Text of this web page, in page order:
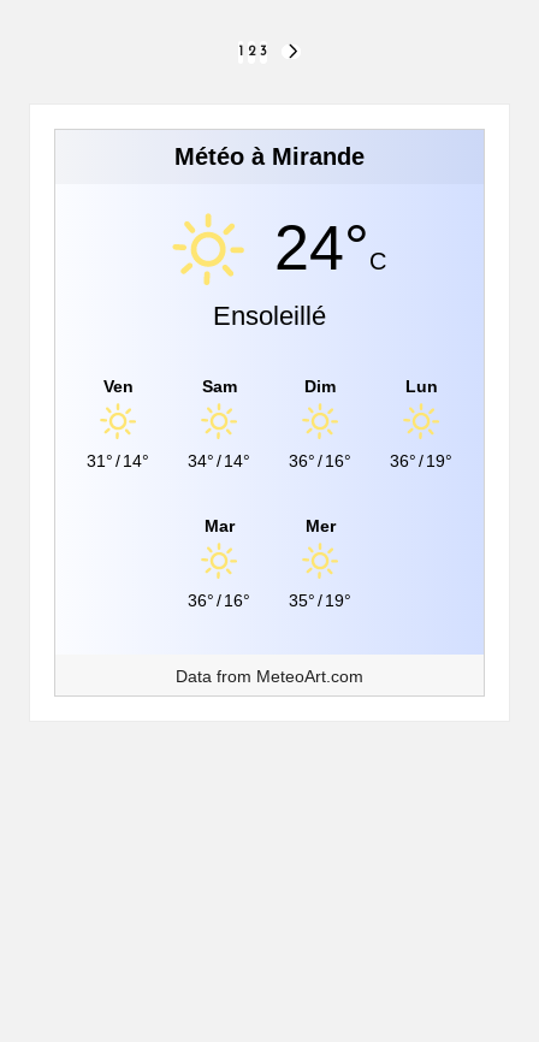
publications
2 3
Météo à Mirande
24°C
Ensoleillé
Ven
31°/14°
Sam
34°/14°
Dim
36°/16°
Lun
36°/19°
Mar
36°/16°
Mer
35°/19°
Data from MeteoArt.com